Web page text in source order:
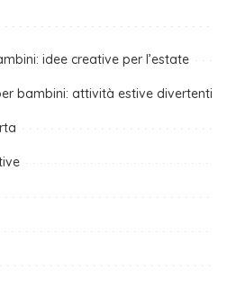
idee creative per l’estate
bambini: attività estive divertenti